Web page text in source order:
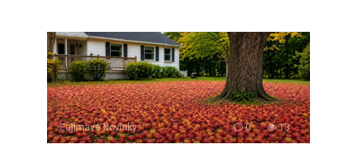
Zajímavé Novinky 0 13